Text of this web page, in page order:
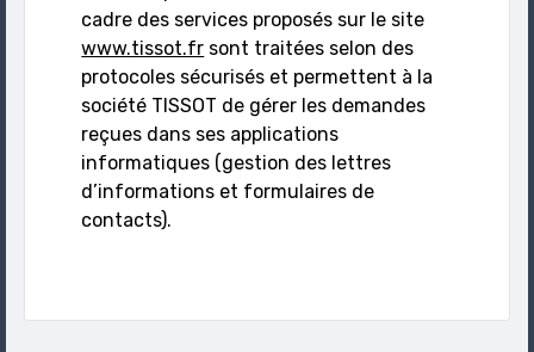
cadre des services proposés sur le site
www.tissot.fr sont traitées selon des
protocoles sécurisés et permettent à la
société TISSOT de gérer les demandes
reçues dans ses applications
informatiques (gestion des lettres
d’informations et formulaires de
contacts).